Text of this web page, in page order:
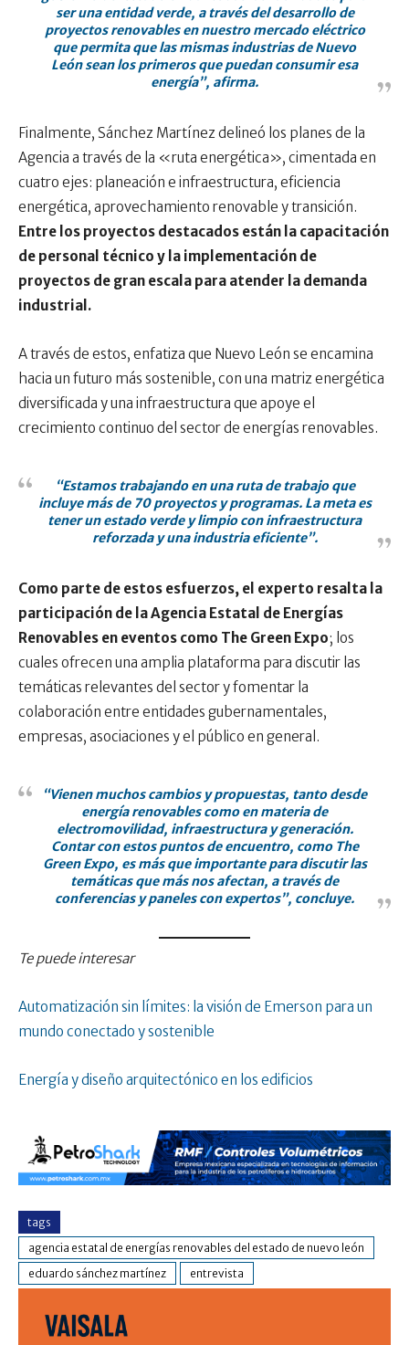
ser una entidad verde, a través del desarrollo de
proyectos renovables en nuestro mercado eléctrico
que permita que las mismas industrias de Nuevo
León sean los primeros que puedan consumir esa
energía”, afirma.
Finalmente, Sánchez Martínez delineó los planes de la
Agencia a través de la «ruta energética», cimentada en
cuatro ejes: planeación e infraestructura, eficiencia
energética, aprovechamiento renovable y transición.
Entre los proyectos destacados están la capacitación
de personal técnico y la implementación de
proyectos de gran escala para atender la demanda
industrial.
A través de estos, enfatiza que Nuevo León se encamina
hacia un futuro más sostenible, con una matriz energética
diversificada y una infraestructura que apoye el
crecimiento continuo del sector de energías renovables.
“Estamos trabajando en una ruta de trabajo que
incluye más de 70 proyectos y programas. La meta es
tener un estado verde y limpio con infraestructura
reforzada y una industria eficiente”.
Como parte de estos esfuerzos, el experto resalta la
participación de la Agencia Estatal de Energías
Renovables en eventos como The Green Expo; los
cuales ofrecen una amplia plataforma para discutir las
temáticas relevantes del sector y fomentar la
colaboración entre entidades gubernamentales,
empresas, asociaciones y el público en general.
“Vienen muchos cambios y propuestas, tanto desde
energía renovables como en materia de
electromovilidad, infraestructura y generación.
Contar con estos puntos de encuentro, como The
Green Expo, es más que importante para discutir las
temáticas que más nos afectan, a través de
conferencias y paneles con expertos”, concluye.
Te puede interesar
Automatización sin límites: la visión de Emerson para un
mundo conectado y sostenible
Energía y diseño arquitectónico en los edificios
tags
agencia estatal de energías renovables del estado de nuevo león
eduardo sánchez martínez
entrevista